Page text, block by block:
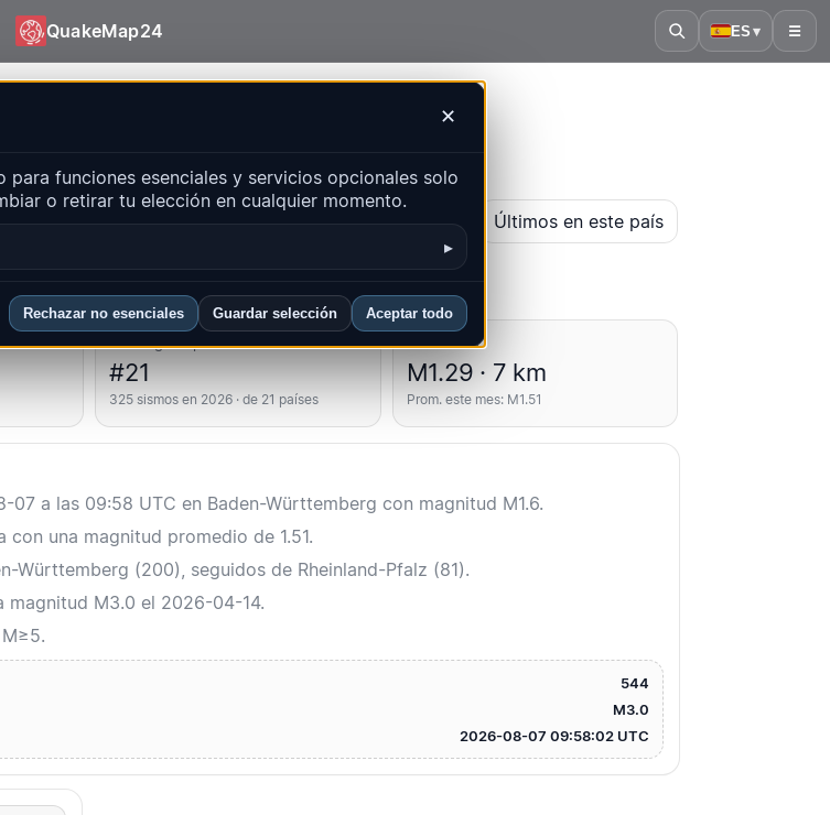
QuakeMap24 ES ▾ ☰
✕
para funciones esenciales y servicios opcionales solo
o retirar tu elección en cualquier momento.
▸
Rechazar no esenciales Guardar selección Aceptar todo
Abrir mapa histórico Últimos en este país
Ranking del país
#21
325 sismos en 2026 · de 21 países
Promedios
M1.29 · 7 km
Prom. este mes: M1.51
a las 09:58 UTC en Baden-Württemberg con magnitud M1.6.
una magnitud promedio de 1.51.
Württemberg (200), seguidos de Rheinland-Pfalz (81).
magnitud M3.0 el 2026-04-14.
544
M3.0
2026-08-07 09:58:02 UTC